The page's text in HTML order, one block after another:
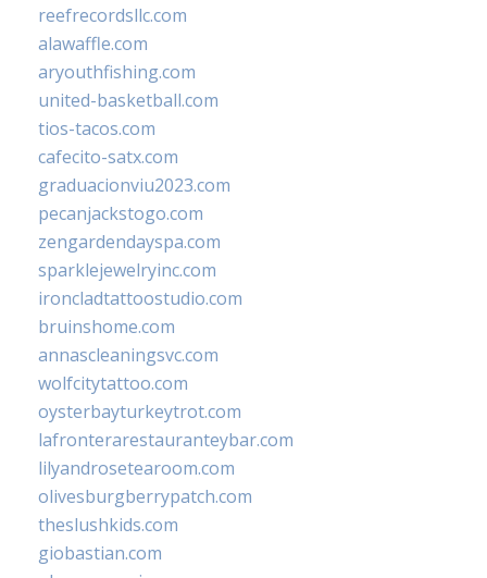
reefrecordsllc.com
alawaffle.com
aryouthfishing.com
united-basketball.com
tios-tacos.com
cafecito-satx.com
graduacionviu2023.com
pecanjackstogo.com
zengardendayspa.com
sparklejewelryinc.com
ironcladtattoostudio.com
bruinshome.com
annascleaningsvc.com
wolfcitytattoo.com
oysterbayturkeytrot.com
lafronterarestauranteybar.com
lilyandrosetearoom.com
olivesburgberrypatch.com
theslushkids.com
giobastian.com